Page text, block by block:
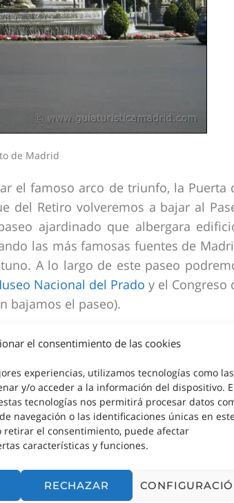
el consentimiento de las cookies
experiencias, utilizamos tecnologías como las
y/o acceder a la información del dispositivo.
tecnologías nos permitirá procesar datos
navegación o las identificaciones únicas en este
retirar el consentimiento, puede afectar
características y funciones.
RECHAZAR
de Madrid
el famoso arco de triunfo, la Puerta
del Retiro volveremos a bajar al
ajardinado que albergara
las más famosas fuentes de
A lo largo de este paseo
Nacional del Prado y el Congreso
bajamos el paseo).
con guía?
dos opciones:
unas dos horas aproximadamente.
el que incluyáis el Madrid de los